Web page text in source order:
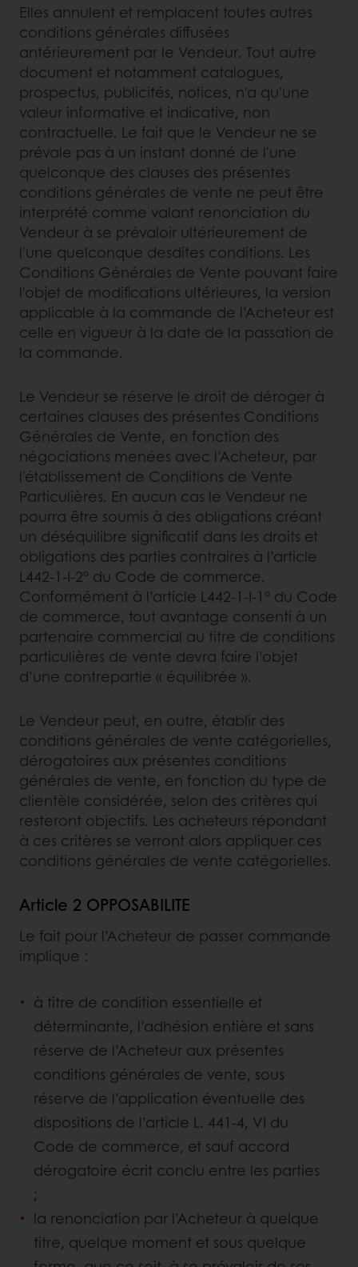
Elles annulent et remplacent toutes autres
conditions générales diffusées
antérieurement par le Vendeur. Tout autre
document et notamment catalogues,
prospectus, publicités, notices, n'a qu'une
valeur informative et indicative, non
contractuelle. Le fait que le Vendeur ne se
prévale pas à un instant donné de l'une
quelconque des clauses des présentes
conditions générales de vente ne peut être
interprété comme valant renonciation du
Vendeur à se prévaloir ultérieurement de
l'une quelconque desdites conditions. Les
Conditions Générales de Vente pouvant faire
l'objet de modifications ultérieures, la version
applicable à la commande de l’Acheteur est
celle en vigueur à la date de la passation de
la commande.
Le Vendeur se réserve le droit de déroger à
certaines clauses des présentes Conditions
Générales de Vente, en fonction des
négociations menées avec l’Acheteur, par
l'établissement de Conditions de Vente
Particulières. En aucun cas le Vendeur ne
pourra être soumis à des obligations créant
un déséquilibre significatif dans les droits et
obligations des parties contraires à l’article
L442-1-I-2° du Code de commerce.
Conformément à l’article L442-1-I-1° du Code
de commerce, tout avantage consenti à un
partenaire commercial au titre de conditions
particulières de vente devra faire l’objet
d’une contrepartie « équilibrée ».
Le Vendeur peut, en outre, établir des
conditions générales de vente catégorielles,
dérogatoires aux présentes conditions
générales de vente, en fonction du type de
clientèle considérée, selon des critères qui
resteront objectifs. Les acheteurs répondant
à ces critères se verront alors appliquer ces
conditions générales de vente catégorielles.
Article 2 OPPOSABILITE
Le fait pour l’Acheteur de passer commande
implique :
à titre de condition essentielle et
déterminante, l’adhésion entière et sans
réserve de l’Acheteur aux présentes
conditions générales de vente, sous
réserve de l’application éventuelle des
dispositions de l’article L. 441-4, VI du
Code de commerce, et sauf accord
dérogatoire écrit conclu entre les parties
;
la renonciation par l’Acheteur à quelque
titre, quelque moment et sous quelque